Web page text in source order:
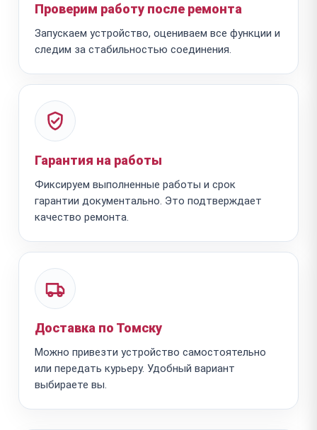
Проверим работу после ремонта
Запускаем устройство, оцениваем все функции и
следим за стабильностью соединения.
Гарантия на работы
Фиксируем выполненные работы и срок
гарантии документально. Это подтверждает
качество ремонта.
Доставка по Томску
Можно привезти устройство самостоятельно
или передать курьеру. Удобный вариант
выбираете вы.